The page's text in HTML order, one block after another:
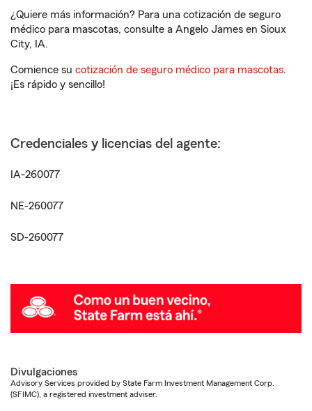
¿Quiere más información? Para una cotización de seguro
médico para mascotas, consulte a Angelo James en Sioux
City, IA.
Comience su cotización de seguro médico para mascotas.
¡Es rápido y sencillo!
Credenciales y licencias del agente:
IA-260077
NE-260077
SD-260077
Divulgaciones
Advisory Services provided by State Farm Investment Management Corp.
(SFIMC), a registered investment adviser.